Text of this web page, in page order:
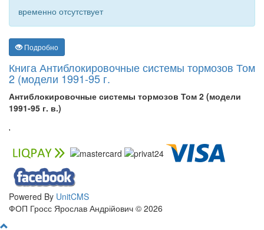
временно отсутствует
Подробно
Книга Антиблокировочные системы тормозов Том
2 (модели 1991-95 г.
Антиблокировочные системы тормозов Том 2 (модели
1991-95 г. в.)
'
Powered By UnitCMS
ФОП Гросс Ярослав Андрійович © 2026